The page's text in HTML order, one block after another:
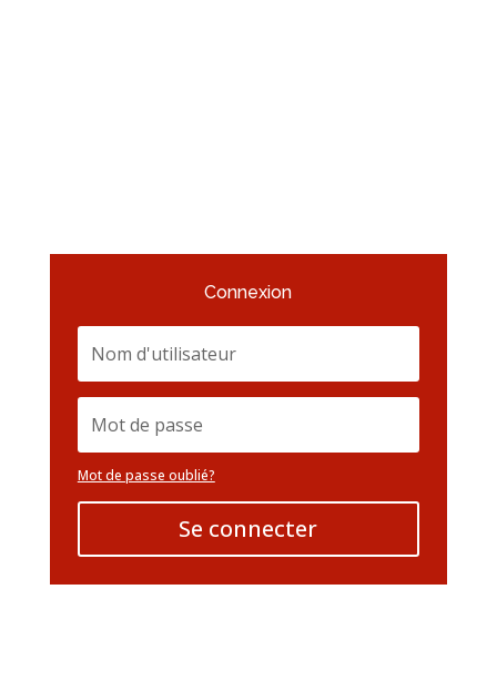
Connexion
Mot de passe oublié?
Se connecter